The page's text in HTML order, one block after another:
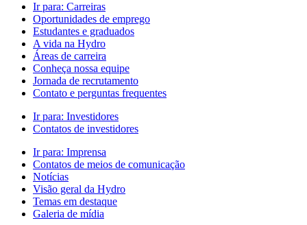
Ir para: Carreiras
Oportunidades de emprego
Estudantes e graduados
A vida na Hydro
Áreas de carreira
Conheça nossa equipe
Jornada de recrutamento
Contato e perguntas frequentes
Ir para: Investidores
Contatos de investidores
Ir para: Imprensa
Contatos de meios de comunicação
Notícias
Visão geral da Hydro
Temas em destaque
Galeria de mídia